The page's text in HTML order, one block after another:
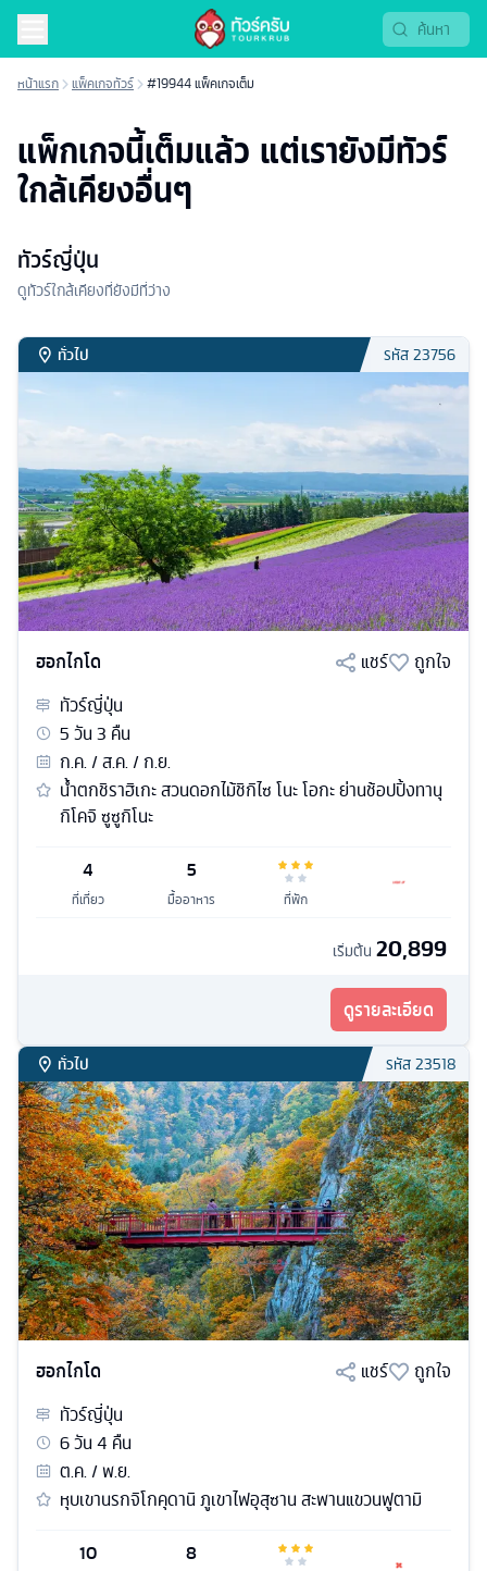
หน้าแรก แพ็คเกจทัวร์ #19944 แพ็คเกจเต็ม
แพ็กเกจนี้เต็มแล้ว แต่เรายังมีทัวร์
ใกล้เคียงอื่นๆ
ทัวร์ญี่ปุ่น
ดูทัวร์ใกล้เคียงที่ยังมีที่ว่าง
ทั่วไป รหัส23756
ฮอกไกโด แชร์
ถูกใจ
ทัวร์ญี่ปุ่น
5วัน3 คืน
ก.ค. / ส.ค. / ก.ย.
น้ำตกชิราฮิเกะ สวนดอกไม้ชิกิไซ โนะ โอกะ ย่านช้อปปิ้งทานุ
กิโคจิ ซูซูกิโนะ
4
ที่เที่ยว
5
มื้ออาหาร ที่พัก
เริ่มต้น 20,899
ดูรายละเอียด
ทั่วไป รหัส23518
ฮอกไกโด แชร์
ถูกใจ
ทัวร์ญี่ปุ่น
6วัน4 คืน
ต.ค. / พ.ย.
หุบเขานรกจิโกคุดานิ ภูเขาไฟอุสุซาน สะพานแขวนฟูตามิ
10
8